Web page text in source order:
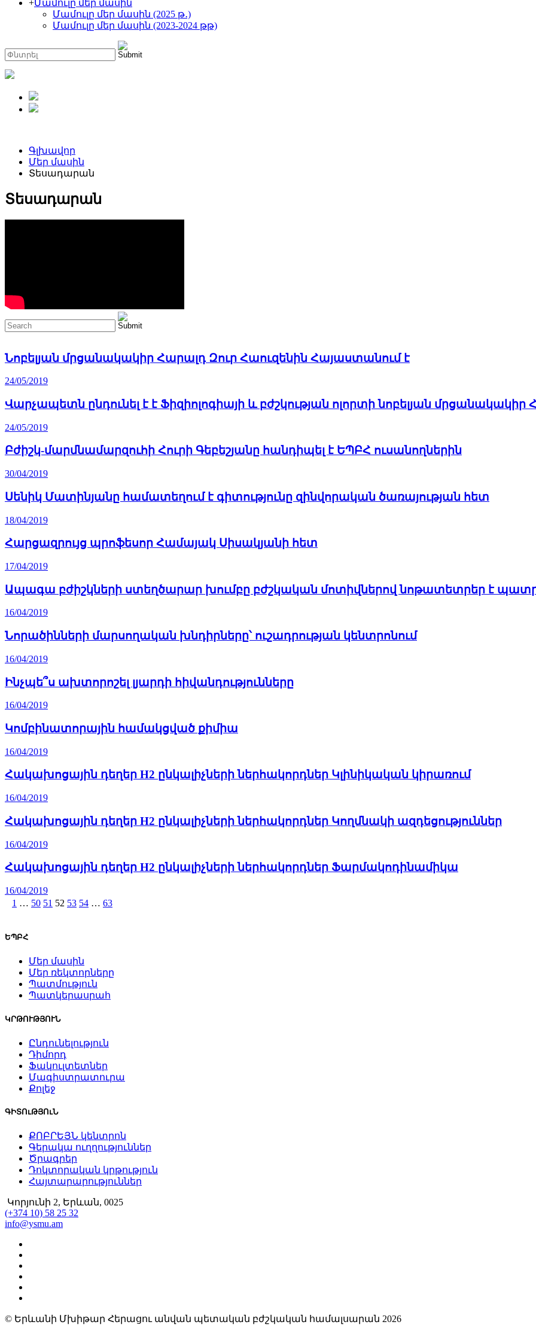
+Մամուլը մեր մասին
Մամուլը մեր մասին (2025 թ․)
Մամուլը մեր մասին (2023-2024 թթ)
Գլխավոր
Մեր մասին
Տեսադարան
Տեսադարան
Նոբելյան մրցանակակիր Հարալդ Զուր Հաուզենին Հայաստանում է
24/05/2019
Վարչապետն ընդունել է է Ֆիզիոլոգիայի և բժշկության ոլորտի նոբելյան մրցանակակիր
24/05/2019
Բժիշկ-մարմնամարզուհի Հուրի Գեբեշյանը հանդիպել է ԵՊԲՀ ուսանողներին
30/04/2019
Սենիկ Մատինյանը համատեղում է գիտությունը զինվորական ծառայության հետ
18/04/2019
Հարցազրույց պրոֆեսոր Համայակ Սիսակյանի հետ
17/04/2019
Ապագա բժիշկների ստեղծարար խումբը բժշկական մոտիվներով նոթատետրեր է
16/04/2019
Նորածինների մարսողական խնդիրները՝ ուշադրության կենտրոնում
16/04/2019
Ինչպե՞ս ախտորոշել լյարդի հիվանդությունները
16/04/2019
Կոմբինատորային համակցված քիմիա
16/04/2019
Հակախոցային դեղեր H2 ընկալիչների ներհակորդներ Կլինիկական կիրառում
16/04/2019
Հակախոցային դեղեր H2 ընկալիչների ներհակորդներ Կողմնակի ազդեցություններ
16/04/2019
Հակախոցային դեղեր H2 ընկալիչների ներհակորդներ Ֆարմակոդինամիկա
16/04/2019
1 … 50 51 52 53 54 … 63
ԵՊԲՀ
Մեր մասին
Մեր ռեկտորները
Պատմություն
Պատկերասրահ
ԿՐԹՈՒԹՅՈՒՆ
Ընդունելություն
Դիմորդ
Ֆակուլտետներ
Մագիստրատուրա
Քոլեջ
ԳԻՏՈւԹՅՈւՆ
ՔՈԲՐԵՅՆ կենտրոն
Գերակա ուղղություններ
Ծրագրեր
Դոկտորական կրթություն
Հայտարարություններ
Կորյունի 2, Երևան, 0025
(+374 10) 58 25 32
info@ysmu.am
© Երևանի Մխիթար Հերացու անվան պետական բժշկական համալսարան 2026